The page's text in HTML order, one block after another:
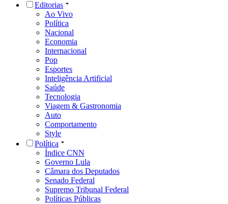
Editorias
Ao Vivo
Política
Nacional
Economia
Internacional
Pop
Esportes
Inteligência Artificial
Saúde
Tecnologia
Viagem & Gastronomia
Auto
Comportamento
Style
Política
Índice CNN
Governo Lula
Câmara dos Deputados
Senado Federal
Supremo Tribunal Federal
Políticas Públicas